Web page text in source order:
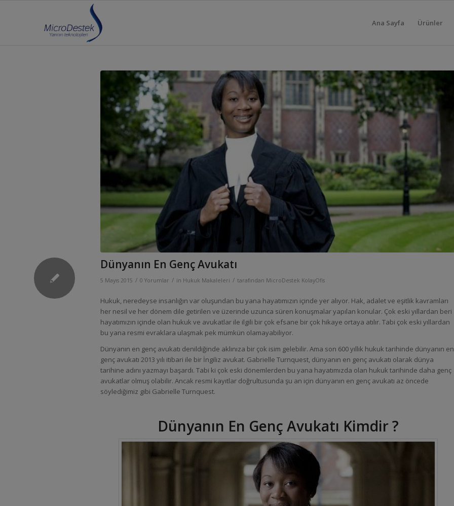
Ana Sayfa Ürünler
Dünyanın En Genç Avukatı
5 Mayıs 2015 / 0 Yorumlar / in Hukuk Makaleleri / tarafından MicroDestek KolayOfis
Hukuk, neredeyse insanlığın var oluşundan bu yana hayatımızın içinde yer alıyor. Hak, adalet ve eşitlik kavramları
her nesil ve her dönem dile getirilen ve üzerinde uzunca süren konuşmalar yapılan konular. Çok eski yıllardan beri
hayatımızın içinde olan hukuk ve avukatlar ile ilgili bir çok efsane bir çok hikaye ortaya atılır. Tabi çok eski yıllardan
bu yana resmi evraklara ulaşmak pek mümkün olamayabiliyor.
Dünyanın en genç avukatı denildiğinde aklınıza bir çok isim gelebilir. Ama son 600 yıllık hukuk tarihinde dünyanın en
genç avukatı 2013 yılı itibari ile bir İngiliz avukat. Gabrielle Turnquest, dünyanın en genç avukatı olarak dünya
tarihine adını yazmayı başardı. Tabi ki çok eski dönemlerden bu yana hayatımızda olan hukuk tarihinde daha genç
avukatlar olmuş olabilir. Ancak resmi kayıtlar doğrultusunda şu an için dünyanın en genç avukatı az öncede
söylediğimiz gibi Gabrielle Turnquest.
Dünyanın En Genç Avukatı Kimdir ?